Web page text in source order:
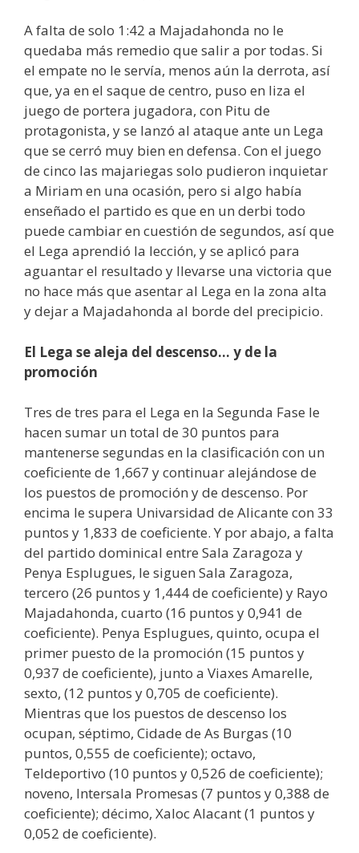
A falta de solo 1:42 a Majadahonda no le
quedaba más remedio que salir a por todas. Si
el empate no le servía, menos aún la derrota, así
que, ya en el saque de centro, puso en liza el
juego de portera jugadora, con Pitu de
protagonista, y se lanzó al ataque ante un Lega
que se cerró muy bien en defensa. Con el juego
de cinco las majariegas solo pudieron inquietar
a Miriam en una ocasión, pero si algo había
enseñado el partido es que en un derbi todo
puede cambiar en cuestión de segundos, así que
el Lega aprendió la lección, y se aplicó para
aguantar el resultado y llevarse una victoria que
no hace más que asentar al Lega en la zona alta
y dejar a Majadahonda al borde del precipicio.
El Lega se aleja del descenso… y de la
promoción
Tres de tres para el Lega en la Segunda Fase le
hacen sumar un total de 30 puntos para
mantenerse segundas en la clasificación con un
coeficiente de 1,667 y continuar alejándose de
los puestos de promoción y de descenso. Por
encima le supera Univarsidad de Alicante con 33
puntos y 1,833 de coeficiente. Y por abajo, a falta
del partido dominical entre Sala Zaragoza y
Penya Esplugues, le siguen Sala Zaragoza,
tercero (26 puntos y 1,444 de coeficiente) y Rayo
Majadahonda, cuarto (16 puntos y 0,941 de
coeficiente). Penya Esplugues, quinto, ocupa el
primer puesto de la promoción (15 puntos y
0,937 de coeficiente), junto a Viaxes Amarelle,
sexto, (12 puntos y 0,705 de coeficiente).
Mientras que los puestos de descenso los
ocupan, séptimo, Cidade de As Burgas (10
puntos, 0,555 de coeficiente); octavo,
Teldeportivo (10 puntos y 0,526 de coeficiente);
noveno, Intersala Promesas (7 puntos y 0,388 de
coeficiente); décimo, Xaloc Alacant (1 puntos y
0,052 de coeficiente).